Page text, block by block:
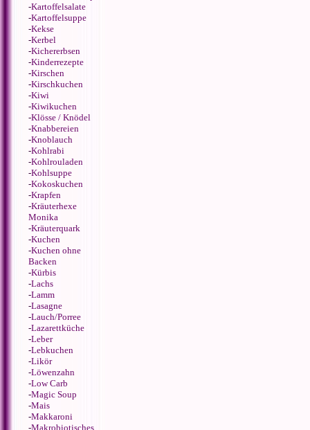
-Kartoffelsalate
-Kartoffelsuppe
-Kekse
-Kerbel
-Kichererbsen
-Kinderrezepte
-Kirschen
-Kirschkuchen
-Kiwi
-Kiwikuchen
-Klösse / Knödel
-Knabbereien
-Knoblauch
-Kohlrabi
-Kohlrouladen
-Kohlsuppe
-Kokoskuchen
-Krapfen
-Kräuterhexe
Monika
-Kräuterquark
-Kuchen
-Kuchen ohne
Backen
-Kürbis
-Lachs
-Lamm
-Lasagne
-Lauch/Porree
-Lazarettküche
-Leber
-Lebkuchen
-Likör
-Löwenzahn
-Low Carb
-Magic Soup
-Mais
-Makkaroni
-Makrobiotisches